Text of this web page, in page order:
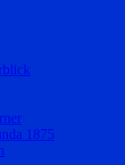
1875